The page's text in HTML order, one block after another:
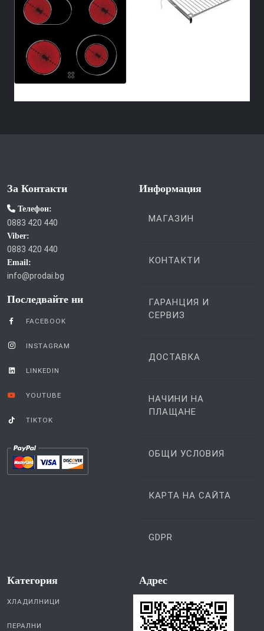
За Контакти
Телефон:
0883 420 440
Viber:
0883 420 440
Email:
info@prodai.bg
Последвайте ни
FACEBOOK
INSTAGRAM
LINKEDIN
YOUTUBE
TIKTOK
Информация
МАГАЗИН
КОНТАКТИ
ГАРАНЦИЯ И
СЕРВИЗ
ДОСТАВКА
НАЧИНИ НА
ПЛАЩАНЕ
ОБЩИ УСЛОВИЯ
КАРТА НА САЙТА
GDPR
Категория
ХЛАДИЛНИЦИ
ПЕРАЛНИ
Aдрес